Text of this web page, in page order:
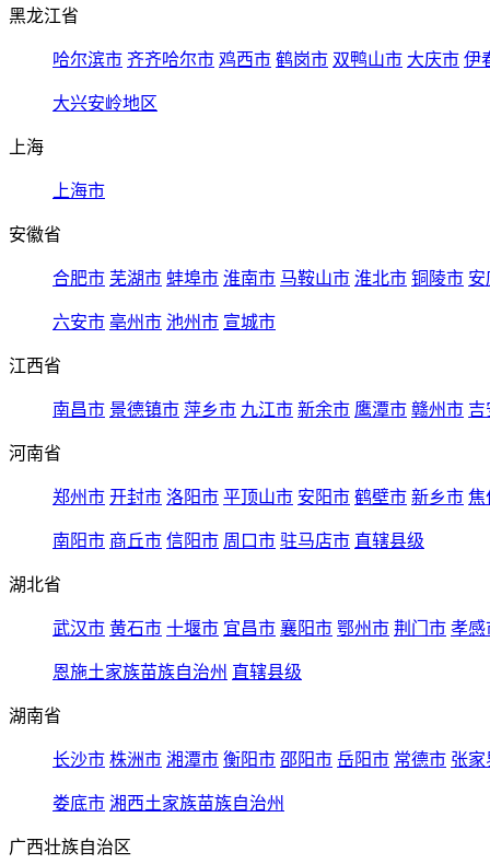
黑龙江省
哈尔滨市 齐齐哈尔市 鸡西市 鹤岗市 双鸭山市 大庆市 伊
大兴安岭地区
上海
上海市
安徽省
合肥市 芜湖市 蚌埠市 淮南市 马鞍山市 淮北市 铜陵市 安
六安市 亳州市 池州市 宣城市
江西省
南昌市 景德镇市 萍乡市 九江市 新余市 鹰潭市 赣州市 吉
河南省
郑州市 开封市 洛阳市 平顶山市 安阳市 鹤壁市 新乡市 焦
南阳市 商丘市 信阳市 周口市 驻马店市 直辖县级
湖北省
武汉市 黄石市 十堰市 宜昌市 襄阳市 鄂州市 荆门市 孝感
恩施土家族苗族自治州 直辖县级
湖南省
长沙市 株洲市 湘潭市 衡阳市 邵阳市 岳阳市 常德市 张家
娄底市 湘西土家族苗族自治州
广西壮族自治区